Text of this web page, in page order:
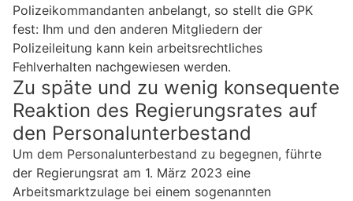
Polizeikommandanten anbelangt, so stellt die GPK
fest: Ihm und den anderen Mitgliedern der
Polizeileitung kann kein arbeitsrechtliches
Fehlverhalten nachgewiesen werden.
Zu späte und zu wenig konsequente
Reaktion des Regierungsrates auf
den Personalunterbestand
Um dem Personalunterbestand zu begegnen, führte
der Regierungsrat am 1. März 2023 eine
Arbeitsmarktzulage bei einem sogenannten